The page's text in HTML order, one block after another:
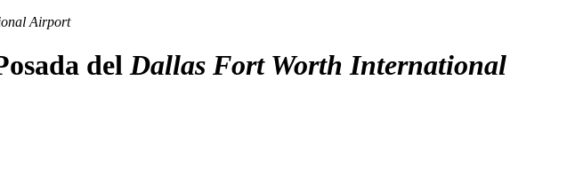
Airport
del Dallas Fort Worth International